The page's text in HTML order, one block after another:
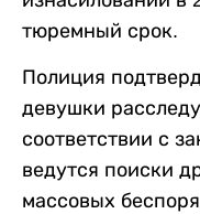
тюремный срок.
Полиция
девушки
соответствии с
ведутся поиски
массовых